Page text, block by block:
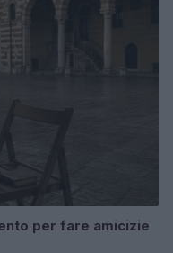
per fare amicizie